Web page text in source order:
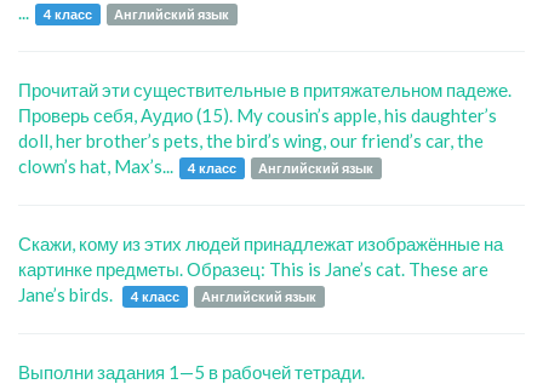
...
4 класс Английский язык
Прочитай эти существительные в притяжательном падеже.
Проверь себя, Аудио (15). My cousin’s apple, his daughter’s
doll, her brother’s pets, the bird’s wing, our friend’s car, the
clown’s hat, Max’s...
4 класс Английский язык
Скажи, кому из этих людей принадлежат изображённые на
картинке предметы. Образец: This is Jane’s cat. These are
Jane’s birds.
4 класс Английский язык
Выполни задания 1—5 в рабочей тетради.